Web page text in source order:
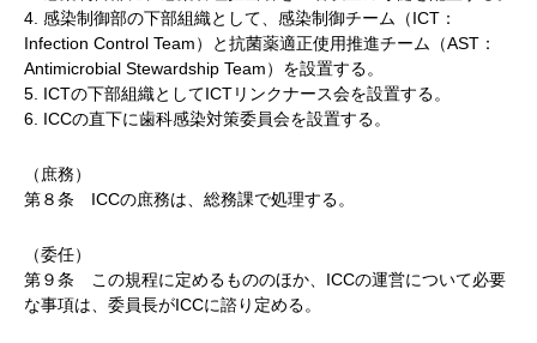
4. 感染制御部の下部組織として、感染制御チーム（ICT：
Infection Control Team）と抗菌薬適正使用推進チーム（AST：
Antimicrobial Stewardship Team）を設置する。
5. ICTの下部組織としてICTリンクナース会を設置する。
6. ICCの直下に歯科感染対策委員会を設置する。
（庶務）
第８条 ICCの庶務は、総務課で処理する。
（委任）
第９条 この規程に定めるもののほか、ICCの運営について必要
な事項は、委員長がICCに諮り定める。